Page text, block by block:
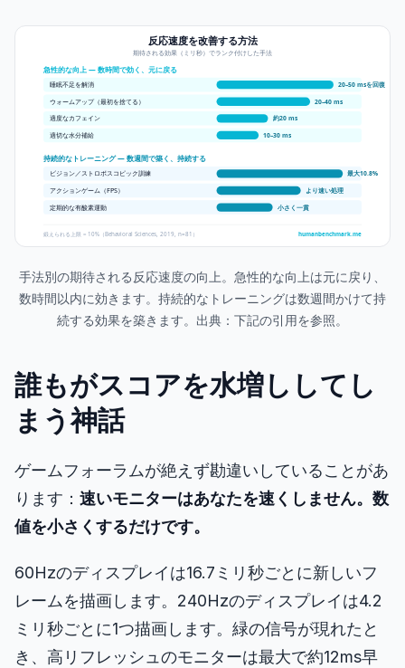
反応速度を改善する方法
期待される効果（ミリ秒）でランク付けした手法
急性的な向上 — 数時間で効く、元に戻る
睡眠不足を解消
20–50 msを回復
ウォームアップ（最初を捨てる） 20–40 ms
適度なカフェイン 約20 ms
適切な水分補給 10–30 ms
持続的なトレーニング — 数週間で築く、持続する
ビジョン／ストロボスコピック訓練
最大10.8%
アクションゲーム（FPS） より速い処理
定期的な有酸素運動 小さく一貫
鍛えられる上限 ≈ 10%（Behavioral Sciences, 2019, n=81） humanbenchmark.me
手法別の期待される反応速度の向上。急性的な向上は元に戻り、
数時間以内に効きます。持続的なトレーニングは数週間かけて持
続する効果を築きます。出典：下記の引用を参照。
誰もがスコアを水増ししてし
まう神話
ゲームフォーラムが絶えず勘違いしていることがあ
ります： 速いモニターはあなたを速くしません。数
値を小さくするだけです。
60Hzのディスプレイは16.7ミリ秒ごとに新しいフ
レームを描画します。240Hzのディスプレイは4.2
ミリ秒ごとに1つ描画します。緑の信号が現れたと
き、高リフレッシュのモニターは最大で約12ms早